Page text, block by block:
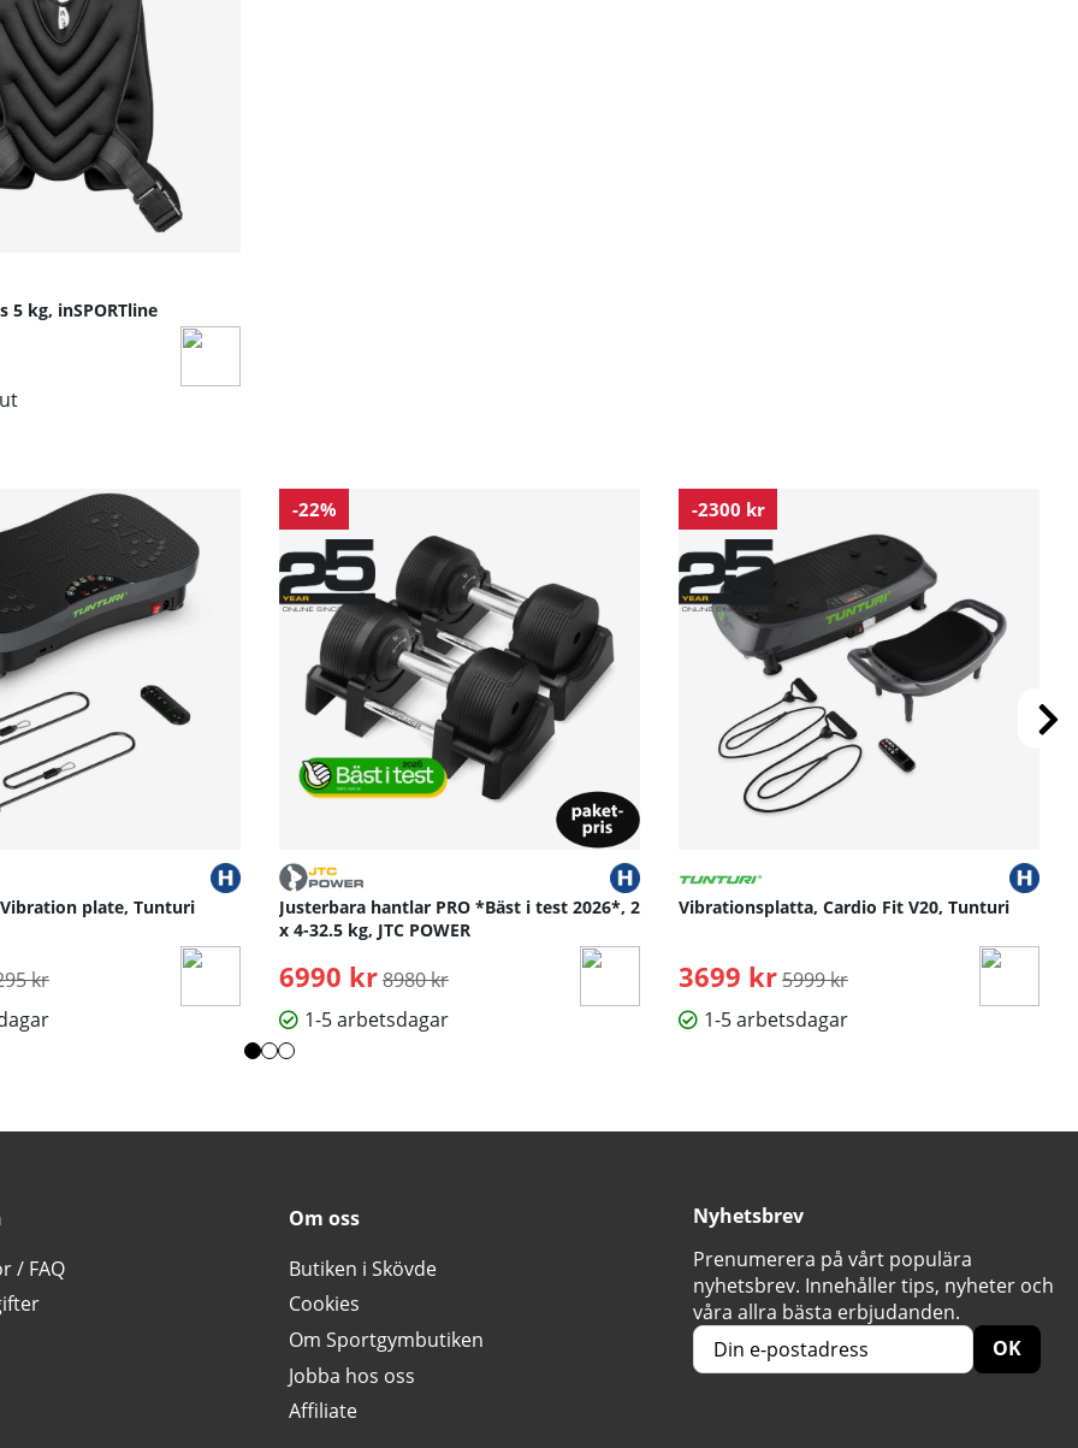
efter användning.
5 kg, inSPORTline
plate, Tunturi
pris:
kr
-22%
Justerbara hantlar PRO *Bäst i test 2026*, 2
x 4-32.5 kg, JTC POWER
6990 kr Ordinarie pris:
8980 kr
1-5 arbetsdagar
-2300 kr
Vibrationsplatta, Cardio Fit V20, Tunturi
3699 kr Ordinarie pris:
5999 kr
1-5 arbetsdagar
/ FAQ
Om oss
Butiken i Skövde
Cookies
Om Sportgymbutiken
Jobba hos oss
Affiliate
Nyhetsbrev
Prenumerera på vårt populära
nyhetsbrev. Innehåller tips, nyheter och
våra allra bästa erbjudanden.
OK